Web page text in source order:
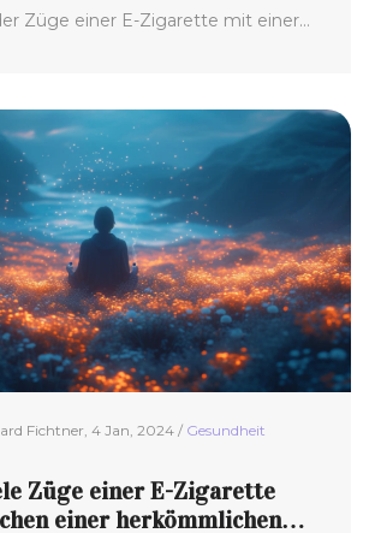
Züge einer E-Zigarette mit einer
Dampfgeräte und
auf die Gleichstellung
auswirken können.
Fichtner, 4 Jan, 2024 / Gesundheit
Züge einer E-Zigarette
einer herkömmlichen